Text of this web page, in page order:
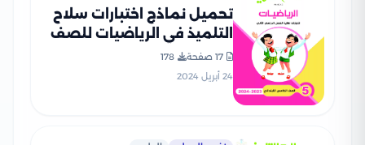
تحميل نماذج اختبارات سلاح
التلميذ في الرياضيات للصف
الخامس الابتدائي مع إجاباتها
النموذجية
17 صفحة
178
24 أبريل 2024